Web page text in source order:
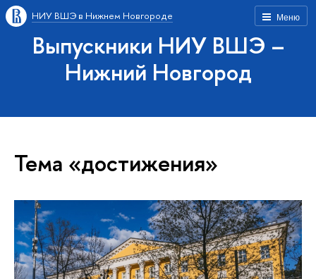
Меню
НИУ ВШЭ в Нижнем Новгороде
Выпускники НИУ ВШЭ –
Нижний Новгород
Тема «достижения»